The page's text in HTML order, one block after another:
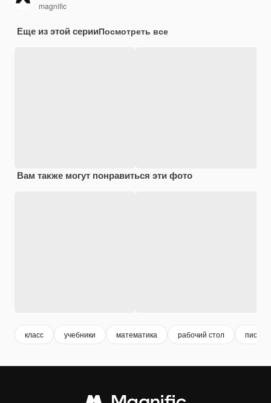
magnific
Еще из этой серииПосмотреть все
Вам также могут понравиться эти фото
класс учебники математика рабочий стол